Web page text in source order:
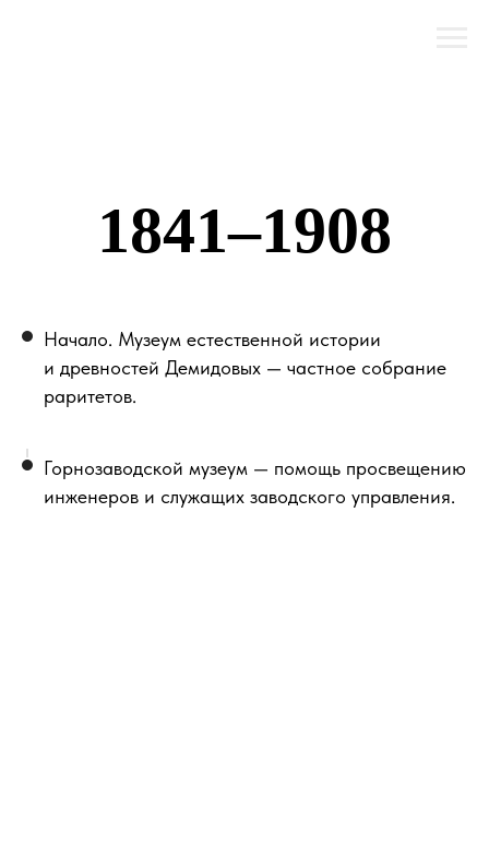
1841–1908
Начало. Музеум естественной истории
и древностей Демидовых — частное собрание
раритетов.
Горнозаводской музеум — помощь просвещению
инженеров и служащих заводского управления.